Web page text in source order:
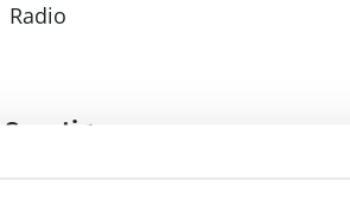
Radio
Sonstiges
Fußbodenheizung